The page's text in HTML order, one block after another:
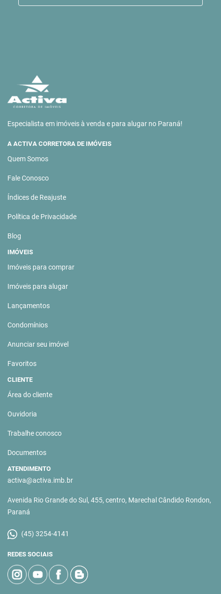
Especialista em imóveis à venda e para alugar no Paraná!
A ACTIVA CORRETORA DE IMÓVEIS
Quem Somos
Fale Conosco
Índices de Reajuste
Política de Privacidade
Blog
IMÓVEIS
Imóveis para comprar
Imóveis para alugar
Lançamentos
Condomínios
Anunciar seu imóvel
Favoritos
CLIENTE
Área do cliente
Ouvidoria
Trabalhe conosco
Documentos
ATENDIMENTO
activa@activa.imb.br
Avenida Rio Grande do Sul, 455, centro, Marechal Cândido Rondon,
Paraná
(45) 3254-4141
REDES SOCIAIS